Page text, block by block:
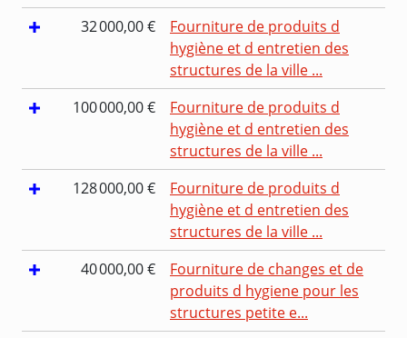
32 000,00 €
Fourniture de produits d
hygiène et d entretien des
structures de la ville ...
100 000,00 €
Fourniture de produits d
hygiène et d entretien des
structures de la ville ...
128 000,00 €
Fourniture de produits d
hygiène et d entretien des
structures de la ville ...
40 000,00 €
Fourniture de changes et de
produits d hygiene pour les
structures petite e...